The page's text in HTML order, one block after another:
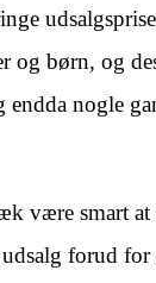
og børn, og
endda nogle
være smart at
forud for